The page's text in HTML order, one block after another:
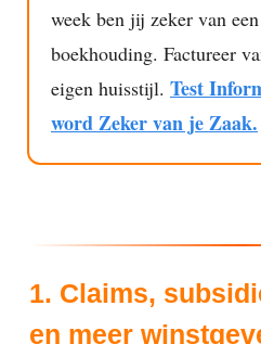
week ben jij zeker van
boekhouding. Factureer
eigen huisstijl. Test
word Zeker van je Zaak.
1. Claims,
en meer